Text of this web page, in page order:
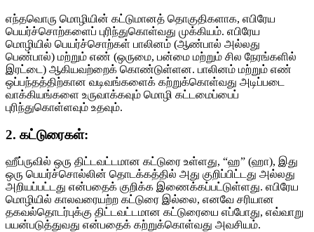
எந்தவொரு மொழியின் கட்டுமானத் தொகுதிகளாக, எபிரேய
பெயர்ச்சொற்களைப் புரிந்துகொள்வது முக்கியம். எபிரேய
மொழியில் பெயர்ச்சொற்கள் பாலினம் (ஆண்பால் அல்லது
பெண்பால்) மற்றும் எண் (ஒருமை, பன்மை மற்றும் சில நேரங்களில்
இரட்டை) ஆகியவற்றைக் கொண்டுள்ளன. பாலினம் மற்றும் எண்
ஒப்பந்தத்திற்கான வடிவங்களைக் கற்றுக்கொள்வது அடிப்படை
வாக்கியங்களை உருவாக்கவும் மொழி கட்டமைப்பைப்
புரிந்துகொள்ளவும் உதவும்.
2. கட்டுரைகள்:
ஹீப்ருவில் ஒரு திட்டவட்டமான கட்டுரை உள்ளது, “ஹ” (ஹா), இது
ஒரு பெயர்ச்சொல்லின் தொடக்கத்தில் அது குறிப்பிட்டது அல்லது
அறியப்பட்டது என்பதைக் குறிக்க இணைக்கப்பட்டுள்ளது. எபிரேய
மொழியில் காலவரையற்ற கட்டுரை இல்லை, எனவே சரியான
தகவல்தொடர்புக்கு திட்டவட்டமான கட்டுரையை எப்போது, எவ்வாறு
பயன்படுத்துவது என்பதைக் கற்றுக்கொள்வது அவசியம்.